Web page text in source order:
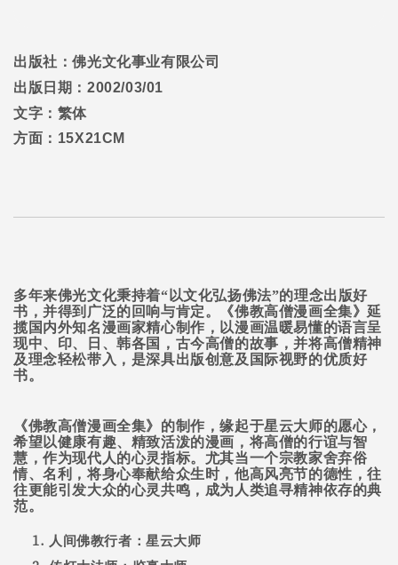
出版社：佛光文化事业有限公司
出版日期： 2002/03/01
文字：繁体
方面： 15X21CM
多年来佛光文化秉持着“以文化弘扬佛法”的理念出版好
书，并得到广泛的回响与肯定。《佛教高僧漫画全集》延
揽国内外知名漫画家精心制作，以漫画温暖易懂的语言呈
现中、印、日、韩各国，古今高僧的故事，并将高僧精神
及理念轻松带入，是深具出版创意及国际视野的优质好
书。
《佛教高僧漫画全集》的制作，缘起于星云大师的愿心，
希望以健康有趣、精致活泼的漫画，将高僧的行谊与智
慧，作为现代人的心灵指标。尤其当一个宗教家舍弃俗
情、名利，将身心奉献给众生时，他高风亮节的德性，往
往更能引发大众的心灵共鸣，成为人类追寻精神依存的典
范。
人间佛教行者：星云大师